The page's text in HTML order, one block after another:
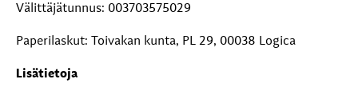
Välittäjätunnus: 003703575029
Paperilaskut: Toivakan kunta, PL 29, 00038 Logica
Lisätietoja